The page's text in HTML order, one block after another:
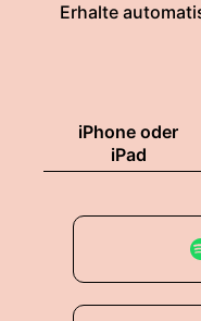
Erhalte
iPhone oder
iPad